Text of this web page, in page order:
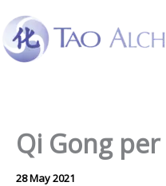
content
Qi Gong
28 May 2021